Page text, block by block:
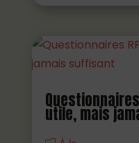
utile, mais